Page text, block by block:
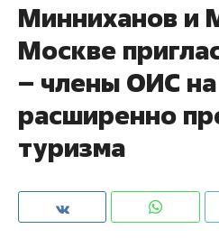
Минниханов и
Москве
– члены ОИС
расширенно
туризма